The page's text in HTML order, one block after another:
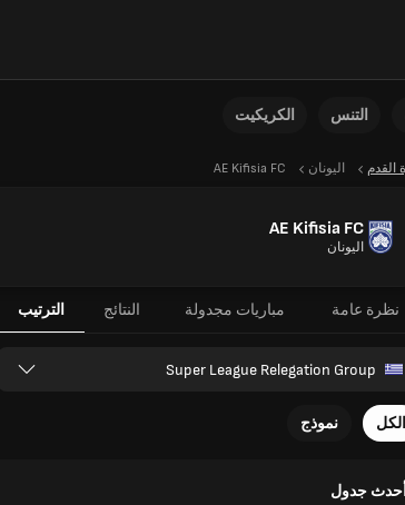
التنس الكريكيت
القدم اليونان AE Kifisia FC
AE Kifisia FC
اليونان
نظرة عامة مباريات مجدولة النتائج الترتيب
Super League Relegation Group
الكل نموذج
أحدث جدول